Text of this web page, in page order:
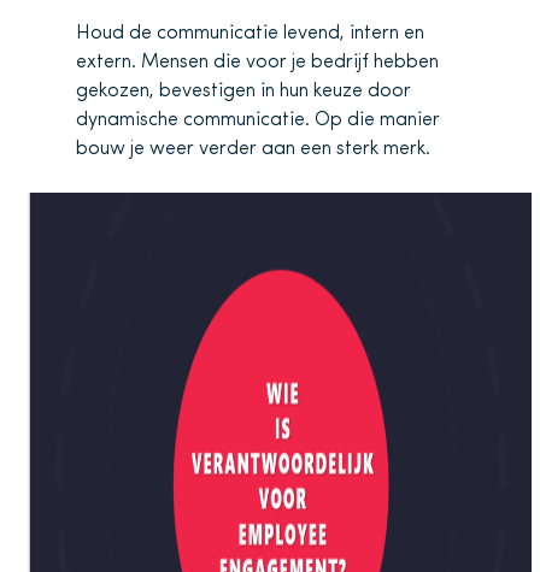
Houd de communicatie levend, intern en
extern. Mensen die voor je bedrijf hebben
gekozen, bevestigen in hun keuze door
dynamische communicatie. Op die manier
bouw je weer verder aan een sterk merk.